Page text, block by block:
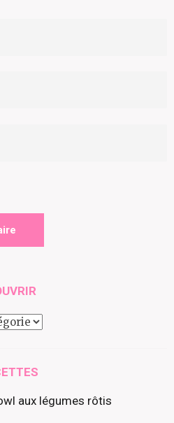
aux légumes rôtis